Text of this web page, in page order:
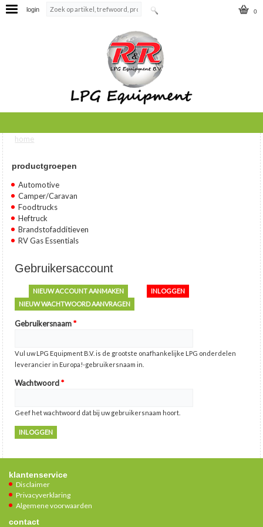
0
login
U bent hier
home
productgroepen
Automotive
Camper/Caravan
Foodtrucks
Heftruck
Brandstofadditieven
RV Gas Essentials
Gebruikersaccount
NIEUW ACCOUNT AANMAKEN INLOGGEN
NIEUW WACHTWOORD AANVRAGEN
Gebruikersnaam*
Vul uw LPG Equipment B.V. is de grootste onafhankelijke LPG onderdelen
leverancier in Europa!-gebruikersnaam in.
Wachtwoord*
Geef het wachtwoord dat bij uw gebruikersnaam hoort.
klantenservice
Disclaimer
Privacyverklaring
Algemene voorwaarden
contact